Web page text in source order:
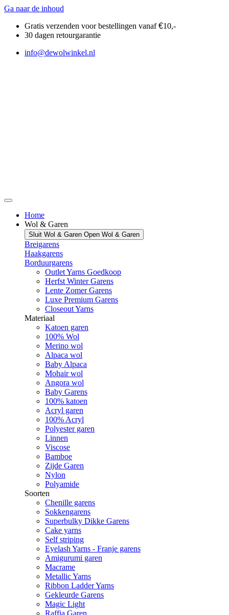
Ga naar de inhoud
Gratis verzenden voor bestellingen vanaf€10,-
30 dagen retourgarantie
info@dewolwinkel.nl
Home
Wol & Garen
Sluit Wol & Garen Open Wol & Garen
Breigarens
Haakgarens
Borduurgarens
Outlet Yarns Goedkoop
Herfst Winter Garens
Lente Zomer Garens
Luxe Premium Garens
Closeout Yarns
Materiaal
Katoen garen
100% Wol
Merino wol
Alpaca wol
Baby Alpaca
Mohair wol
Angora wol
Baby Garens
100% katoen
Acryl garen
100% Acryl
Polyester garen
Linnen
Viscose
Bamboe
Zijde Garen
Nylon
Polyamide
Soorten
Chenille garens
Sokkengarens
Superbulky Dikke Garens
Cake yarns
Self striping
Eyelash Yarns - Franje garens
Amigurumi garen
Macrame
Metallic Yarns
Ribbon Ladder Yarns
Gekleurde Garens
Magic Light
Raffia Garen